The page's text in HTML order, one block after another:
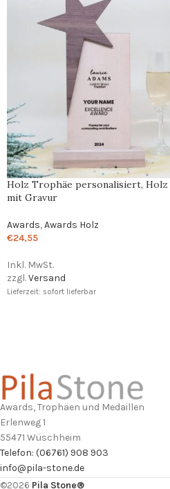
Holz Trophäe personalisiert, Holz
mit Gravur
Awards,Awards Holz
€24,55
Inkl. MwSt.
zzgl.Versand
Lieferzeit: sofort lieferbar
Awards, Trophäen und Medaillen
Erlenweg 1
55471 Wüschheim
Telefon: (06761) 908 903
info@pila-stone.de
©2026 Pila Stone®